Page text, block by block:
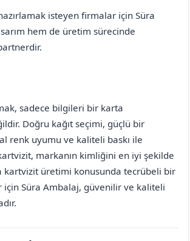
isteyen firmalar için Süra
hem de üretim sürecinde
sadece bilgileri bir karta
Doğru kağıt seçimi, güçlü bir
renk uyumu ve kaliteli baskı ile
markanın kimliğini en iyi şekilde
kartvizit üretimi konusunda tecrübeli bir
için Süra Ambalaj, güvenilir ve kaliteli